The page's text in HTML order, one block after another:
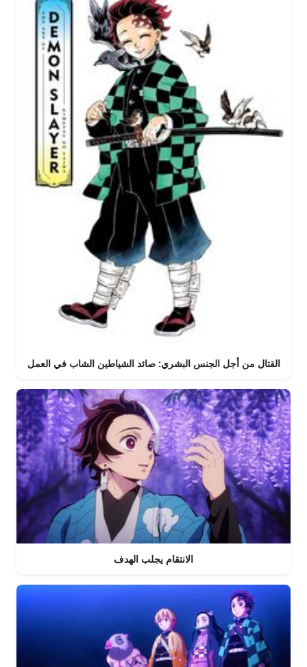
القتال من أجل الجنس البشري: صائد الشياطين الشاب في العمل
الانتقام يجلب الهدف